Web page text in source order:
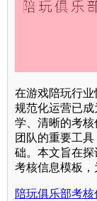
在游戏陪玩行业
规范化运营已
学、清晰的考
团队的重要工
础。本文旨在
考核信息模板，
陪玩俱乐部考核